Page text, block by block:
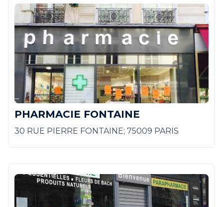
PHARMACIE FONTAINE
30 RUE PIERRE FONTAINE; 75009 PARIS